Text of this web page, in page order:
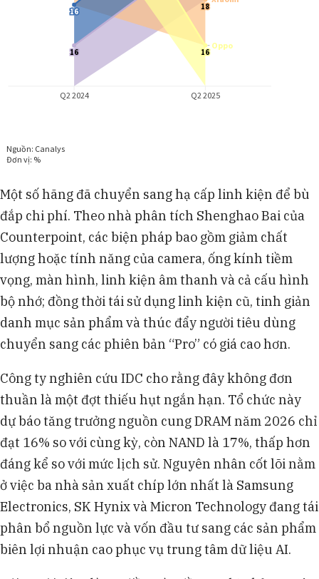
Một số hãng đã chuyển sang hạ cấp linh kiện để bù
đắp chi phí. Theo nhà phân tích Shenghao Bai của
Counterpoint, các biện pháp bao gồm giảm chất
lượng hoặc tính năng của camera, ống kính tiềm
vọng, màn hình, linh kiện âm thanh và cả cấu hình
bộ nhớ; đồng thời tái sử dụng linh kiện cũ, tinh giản
danh mục sản phẩm và thúc đẩy người tiêu dùng
chuyển sang các phiên bản “Pro” có giá cao hơn.
Công ty nghiên cứu IDC cho rằng đây không đơn
thuần là một đợt thiếu hụt ngắn hạn. Tổ chức này
dự báo tăng trưởng nguồn cung DRAM năm 2026 chỉ
đạt 16% so với cùng kỳ, còn NAND là 17%, thấp hơn
đáng kể so với mức lịch sử. Nguyên nhân cốt lõi nằm
ở việc ba nhà sản xuất chíp lớn nhất là Samsung
Electronics, SK Hynix và Micron Technology đang tái
phân bổ nguồn lực và vốn đầu tư sang các sản phẩm
biên lợi nhuận cao phục vụ trung tâm dữ liệu AI.